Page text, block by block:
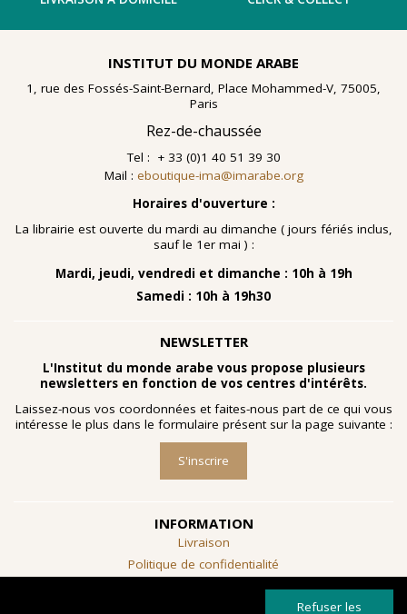
En 2021, le musée de l'IMA reçoit une généreuse donation
: un ensemble d'archives, de céramiques peintes et de
nombreuses planches dessinées à la gouache, exécutées
à la fin des année 1960 au cours d'ateliers de
menés à l'hôpital psychiatrique de Blida-
emblématique de Frantz Fanon.
INSTITUT DU MONDE ARABE
1, rue des Fossés-Saint-Bernard, Place Mohammed-V, 75005,
Paris
Rez-de-chaussée
Tel : + 33 (0)1 40 51 39 30
Mail : eboutique-ima@imarabe.org
Horaires d'ouverture :
La librairie est ouverte du mardi au dimanche ( jours fériés inclus,
sauf le 1er mai ) :
Mardi, jeudi, vendredi et dimanche : 10h à 19h
Samedi : 10h à 19h30
NEWSLETTER
L'Institut du monde arabe vous propose plusieurs
newsletters en fonction de vos centres d'intérêts.
Laissez-nous vos coordonnées et faites-nous part de ce qui vous
intéresse le plus dans le formulaire présent sur la page suivante :
S'inscrire
INFORMATION
Livraison
Politique de confidentialité
Refuser les